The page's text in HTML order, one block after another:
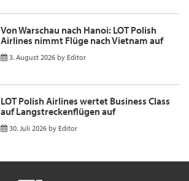
Von Warschau nach Hanoi: LOT Polish
Airlines nimmt Flüge nach Vietnam auf
3. August 2026 by Editor
LOT Polish Airlines wertet Business Class
auf Langstreckenflügen auf
30. Juli 2026 by Editor